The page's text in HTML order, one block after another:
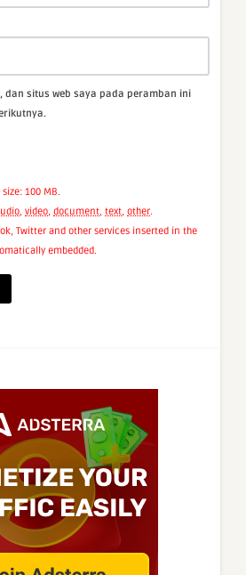
dan situs web saya pada peramban ini
100 MB.
, video, document, text, other.
Twitter and other services inserted in the
embedded.